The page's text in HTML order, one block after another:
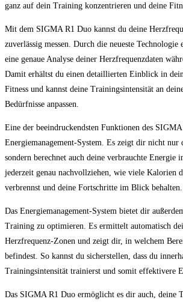
ganz auf dein Training konzentrieren und deine
Mit dem SIGMA R1 Duo kannst du deine
zuverlässig messen. Durch die neueste Technologie
eine genaue Analyse deiner Herzfrequenzdaten
Damit erhältst du einen detaillierten Einblick in
Fitness und kannst deine Trainingsintensität an
Bedürfnisse anpassen.
Eine der beeindruckendsten Funktionen des
Energiemanagement-System. Es zeigt dir nicht nur
sondern berechnet auch deine verbrauchte Energie
jederzeit genau nachvollziehen, wie viele Kalorien
verbrennst und deine Fortschritte im Blick behalten.
Das Energiemanagement-System bietet dir
Training zu optimieren. Es ermittelt automatisch
Herzfrequenz-Zonen und zeigt dir, in welchem
befindest. So kannst du sicherstellen, dass du
Trainingsintensität trainierst und somit effektivere
Das SIGMA R1 Duo ermöglicht es dir auch, deine